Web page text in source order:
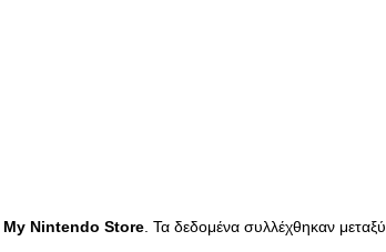
My Nintendo Store . Τα δεδομένα συλλέχθηκαν μεταξύ